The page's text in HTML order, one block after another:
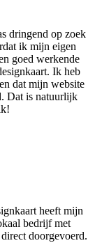
dringend op zoek
ik mijn eigen
goed werkende
Ik heb
dat mijn website
Dat is natuurlijk
heeft mijn
bedrijf met
doorgevoerd.